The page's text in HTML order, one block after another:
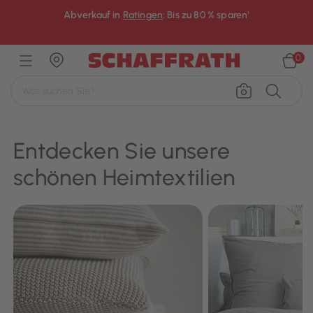
Abverkauf in Ratingen: Bis zu 80 % sparen¹
0
Entdecken Sie unsere
schönen Heimtextilien